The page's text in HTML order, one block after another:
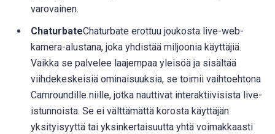
varovainen.
ChaturbateChaturbate erottuu joukosta live-web-
kamera-alustana, joka yhdistää miljoonia käyttäjiä.
Vaikka se palvelee laajempaa yleisöä ja sisältää
viihdekeskeisiä ominaisuuksia, se toimii vaihtoehtona
Camroundille niille, jotka nauttivat interaktiivisista live-
istunnoista. Se ei välttämättä korosta käyttäjän
yksityisyyttä tai yksinkertaisuutta yhtä voimakkaasti